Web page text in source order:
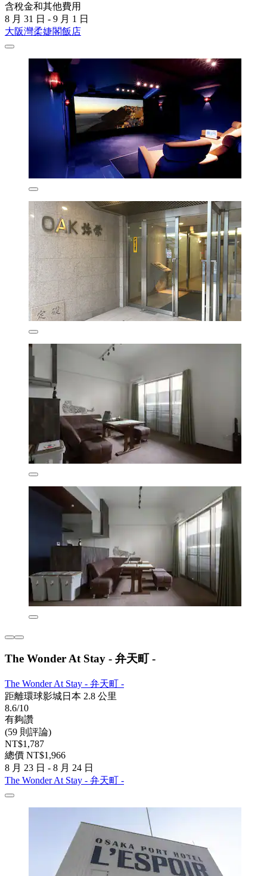
含稅金和其他費用
8 月 31 日 - 9 月 1 日
大阪灣柔婕閣飯店
The Wonder At Stay - 弁天町 -
The Wonder At Stay - 弁天町 -
距離環球影城日本 2.8 公里
8.6/10
有夠讚
(59 則評論)
NT$1,787
總價 NT$1,966
8 月 23 日 - 8 月 24 日
The Wonder At Stay - 弁天町 -